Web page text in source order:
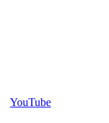
YouTube